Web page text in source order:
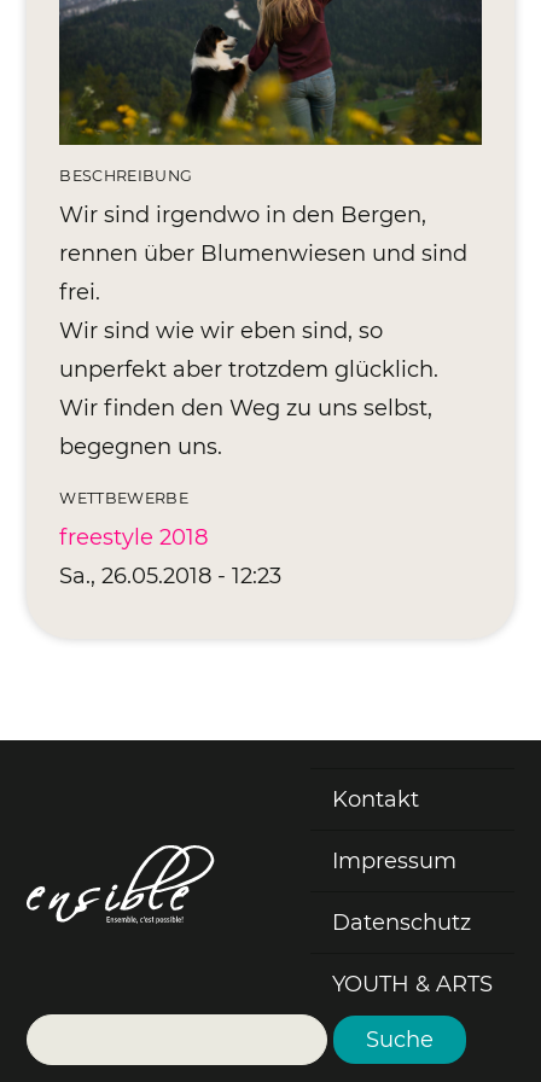
Editionen 2017–2021
FreeStyle 2021
FreeStyle 2020
FreeStyle 2018
FreeStyle 2017
Ateliers
BESCHREIBUNG
Wir sind irgendwo in den Bergen,
rennen über Blumenwiesen und sind
frei.
Wir sind wie wir eben sind, so
unperfekt aber trotzdem glücklich.
Wir finden den Weg zu uns selbst,
begegnen uns.
WETTBEWERBE
freestyle 2018
Sa., 26.05.2018 - 12:23
Fußzeile
Kontakt
Impressum
Datenschutz
YOUTH & ARTS
Suche